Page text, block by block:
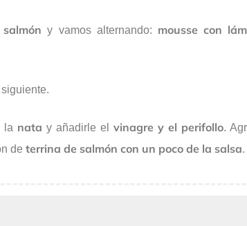
y vamos alternando: mousse con
la nata y añadirle el vinagre y el perifollo.
de terrina de salmón con un poco de la salsa.